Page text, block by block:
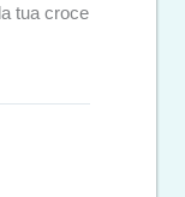
tua croce